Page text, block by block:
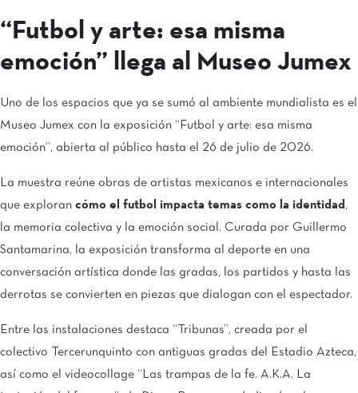
“Futbol y arte: esa misma
emoción” llega al Museo Jumex
Uno de los espacios que ya se sumó al ambiente mundialista es el
Museo Jumex con la exposición “Futbol y arte: esa misma
emoción”, abierta al público hasta el 26 de julio de 2026.
La muestra reúne obras de artistas mexicanos e internacionales
que exploran cómo el futbol impacta temas como la identidad ,
la memoria colectiva y la emoción social. Curada por Guillermo
Santamarina, la exposición transforma al deporte en una
conversación artística donde las gradas, los partidos y hasta las
derrotas se convierten en piezas que dialogan con el espectador.
Entre las instalaciones destaca “Tribunas”, creada por el
colectivo Tercerunquinto con antiguas gradas del Estadio Azteca,
así como el videocollage “Las trampas de la fe. A.K.A. La